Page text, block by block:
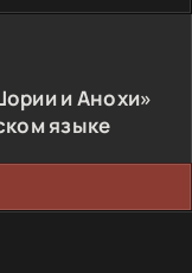
и Анохи»
языке